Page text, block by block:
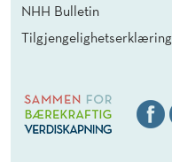
NHH Bulletin
Tilgjengelighetserklæring